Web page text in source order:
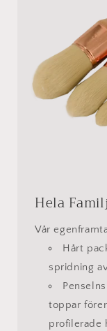
Hela
Vår
Hårt
spridning
toppar
profilerade